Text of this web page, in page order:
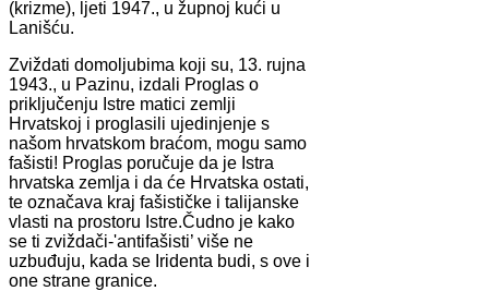
(krizme), ljeti 1947., u župnoj kući u
Lanišću.
Zviždati domoljubima koji su, 13. rujna
1943., u Pazinu, izdali Proglas o
priključenju Istre matici zemlji
Hrvatskoj i proglasili ujedinjenje s
našom hrvatskom braćom, mogu samo
fašisti! Proglas poručuje da je Istra
hrvatska zemlja i da će Hrvatska ostati,
te označava kraj fašističke i talijanske
vlasti na prostoru Istre.Čudno je kako
se ti zviždači-'antifašisti’ više ne
uzbuđuju, kada se Iridenta budi, s ove i
one strane granice.